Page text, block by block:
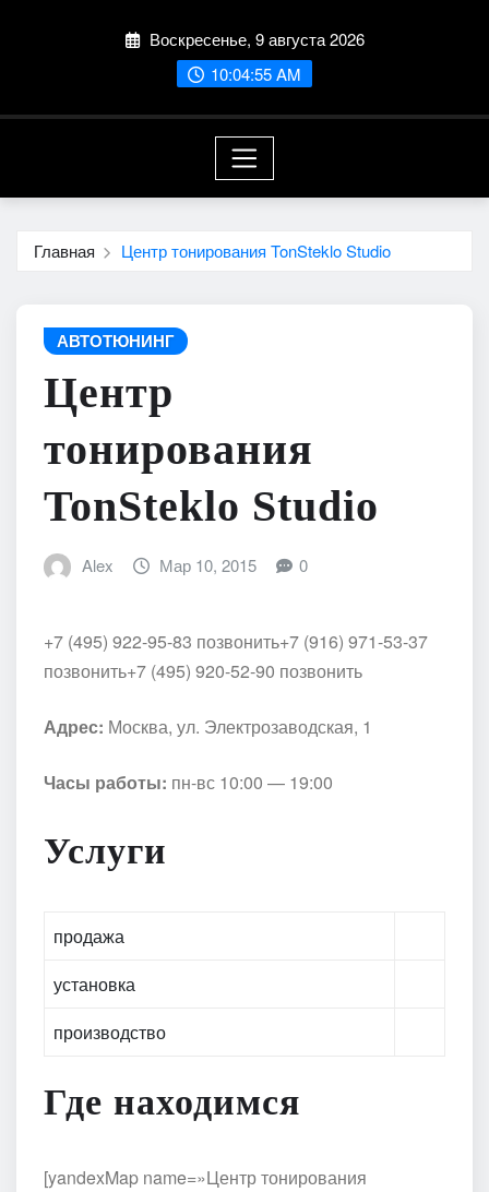
Воскресенье, 9 августа 2026
10:04:56 AM
Главная Центр тонирования TonSteklo Studio
АВТОТЮНИНГ
Центр
тонирования
TonSteklo Studio
Alex Мар 10, 2015 0
+7 (495) 922-95-83 позвонить+7 (916) 971-53-37
позвонить+7 (495) 920-52-90 позвонить
Адрес: Москва, ул. Электрозаводская, 1
Часы работы: пн-вс 10:00 — 19:00
Услуги
продажа
установка
производство
Где находимся
[yandexMap name=»Центр тонирования